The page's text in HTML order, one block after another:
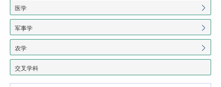
医学
军事学
农学
交叉学科